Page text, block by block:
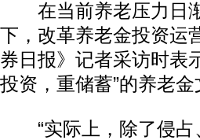
在当前养老压力日渐
下，改革养老金投资运
券日报》记者采访时表
投资，重储蓄”的养老金
“实际上，除了侵占